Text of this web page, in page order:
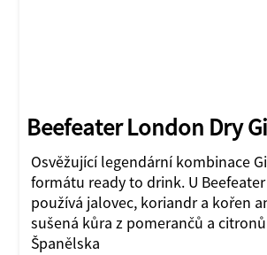
Beefeater London Dry
Osvěžující legendární kombinace
formátu ready to drink. U
používá jalovec, koriandr a kořen
sušená kůra z pomerančů a
Španělska